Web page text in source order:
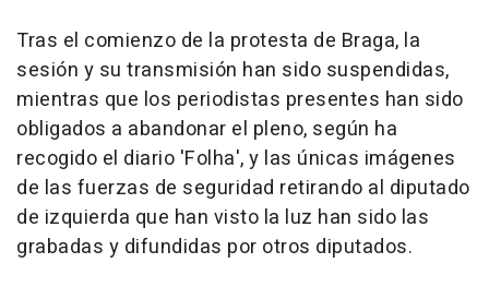
Tras el comienzo de la protesta de Braga, la
sesión y su transmisión han sido suspendidas,
mientras que los periodistas presentes han sido
obligados a abandonar el pleno, según ha
recogido el diario 'Folha', y las únicas imágenes
de las fuerzas de seguridad retirando al diputado
de izquierda que han visto la luz han sido las
grabadas y difundidas por otros diputados.